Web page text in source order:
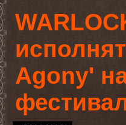
Agony'